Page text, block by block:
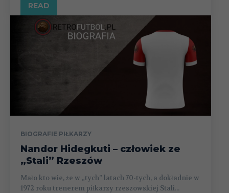
READ
BIOGRAFIE PIŁKARZY
Nandor Hidegkuti – człowiek ze
„Stali” Rzeszów
Mało kto wie, że w „tych” latach 70-tych, a dokładnie w
1972 roku trenerem piłkarzy rzeszowskiej Stali...